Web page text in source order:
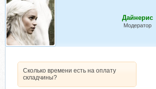
Дайнерис
Модератор
Сколько времени есть на оплату
складчины?